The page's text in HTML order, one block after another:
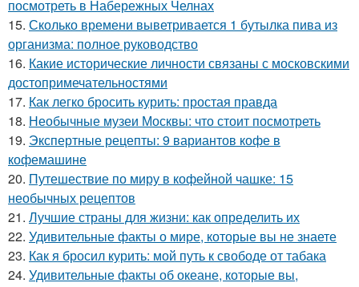
посмотреть в Набережных Челнах
15. Сколько времени выветривается 1 бутылка пива из
организма: полное руководство
16. Какие исторические личности связаны с московскими
достопримечательностями
17. Как легко бросить курить: простая правда
18. Необычные музеи Москвы: что стоит посмотреть
19. Экспертные рецепты: 9 вариантов кофе в
кофемашине
20. Путешествие по миру в кофейной чашке: 15
необычных рецептов
21. Лучшие страны для жизни: как определить их
22. Удивительные факты о мире, которые вы не знаете
23. Как я бросил курить: мой путь к свободе от табака
24. Удивительные факты об океане, которые вы,